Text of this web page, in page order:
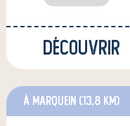
Découvrir
à Marquein (13,8 km)